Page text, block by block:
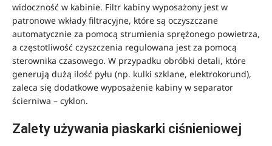
widoczność w kabinie. Filtr kabiny wyposażony jest w
patronowe wkłady filtracyjne, które są oczyszczane
automatycznie za pomocą strumienia sprężonego powietrza,
a częstotliwość czyszczenia regulowana jest za pomocą
sterownika czasowego. W przypadku obróbki detali, które
generują dużą ilość pyłu (np. kulki szklane, elektrokorund),
zaleca się dodatkowe wyposażenie kabiny w separator
ścierniwa – cyklon.
Zalety używania piaskarki ciśnieniowej